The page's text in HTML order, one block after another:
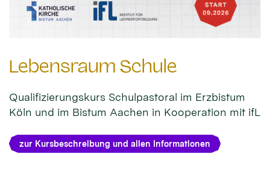
Lebensraum Schule
Qualifizierungskurs Schulpastoral im Erzbistum
Köln und im Bistum Aachen in Kooperation mit ifL
zur Kursbeschreibung und allen Informationen